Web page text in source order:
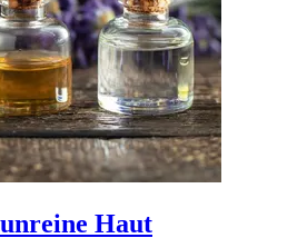
Haut